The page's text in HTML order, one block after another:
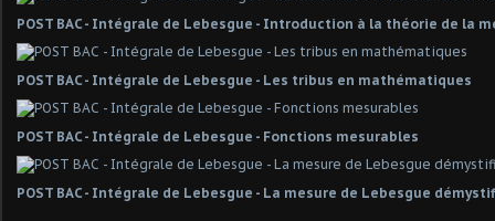
POST BAC - Intégrale de Lebesgue - Introduction à la théorie de la
POST BAC - Intégrale de Lebesgue - Les tribus en mathématiques
POST BAC - Intégrale de Lebesgue - Fonctions mesurables
POST BAC - Intégrale de Lebesgue - La mesure de Lebesgue